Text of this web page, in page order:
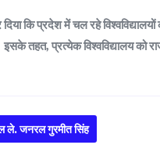
कि प्रदेश में चल रहे
इसके तहत, प्रत्येक विश्वविद्यालय
ले. जनरल गुरमीत सिंह